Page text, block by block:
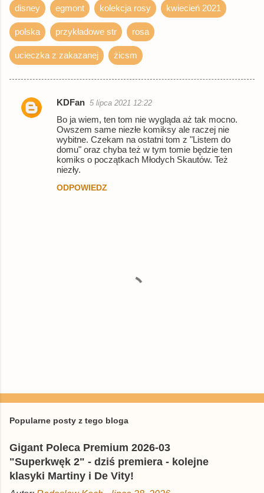
disney egmont kolekcja rosy kwiecień 2021
polska przykładowe str rosa
ucieczka z zakazanej żicsm
K
KDFan 5 lipca 2021 12:22
Bo ja wiem, ten tom nie wygląda aż tak mocno.
Owszem same niezłe komiksy ale raczej nie
wybitne. Czekam na ostatni tom z "Listem do
domu" oraz chyba też w tym tomie będzie ten
komiks o początkach Młodych Skautów. Też
niezły.
ODPOWIEDZ
e
i
j
o
m
Popularne posty z tego bloga
Gigant Poleca Premium 2026-03
"Superkwęk 2" - dziś premiera - kolejne
klasyki Martiny i De Vity!